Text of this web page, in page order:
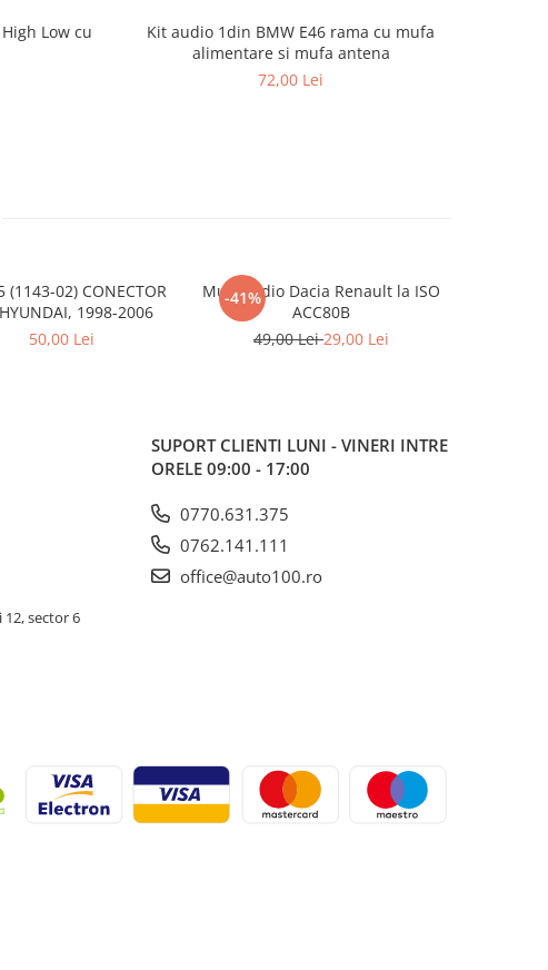
Low cu
Kit audio 1din BMW E46 rama cu mufa
alimentare si mufa antena
72,00 Lei
(1143-02) CONECTOR
1998-2006
50,00 Lei
-41%
Mufa radio Dacia Renault la ISO
ACC80B
49,00 Lei29,00 Lei
12, sector 6
SUPORT CLIENTI LUNI - VINERI INTRE
ORELE 09:00 - 17:00
0770.631.375
0762.141.111
office@auto100.ro